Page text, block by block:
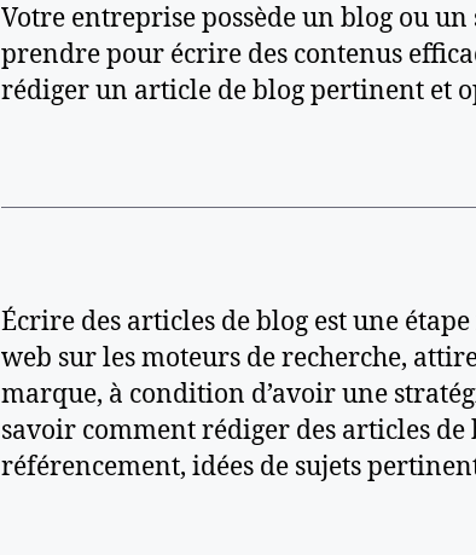
Votre entreprise possède un blog ou
prendre pour écrire des contenus
rédiger un article de blog pertinent et
Écrire des articles de blog est une
web sur les moteurs de recherche,
marque, à condition d’avoir une
savoir comment rédiger des articles
référencement, idées de sujets